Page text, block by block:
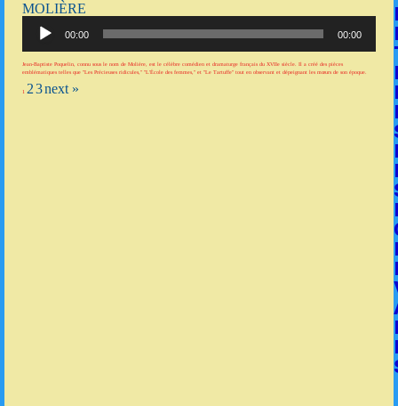
MOLIÈRE
00:00 00:00
Jean-Baptiste Poquelin, connu sous le nom de Molière, est le célèbre comédien et dramaturge français du XVIIe siècle. Il a créé des pièces
emblématiques telles que "Les Précieuses ridicules," "L'École des femmes," et "Le Tartuffe" tout en observant et dépeignant les mœurs de son époque.
1 23next »